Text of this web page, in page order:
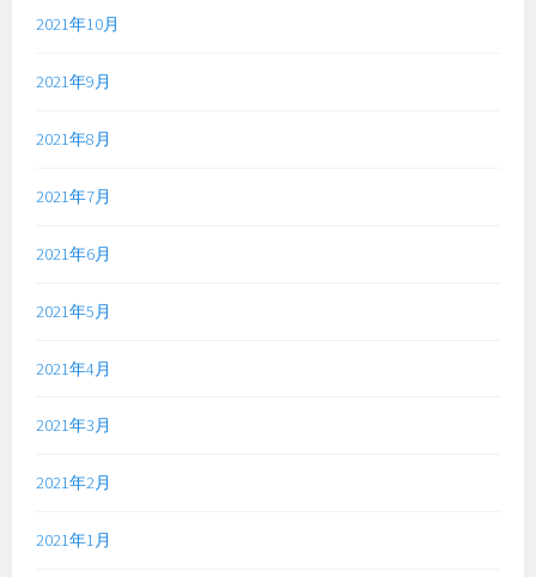
2021年10月
2021年9月
2021年8月
2021年7月
2021年6月
2021年5月
2021年4月
2021年3月
2021年2月
2021年1月